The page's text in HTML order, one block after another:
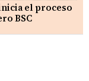
el proceso
BSC